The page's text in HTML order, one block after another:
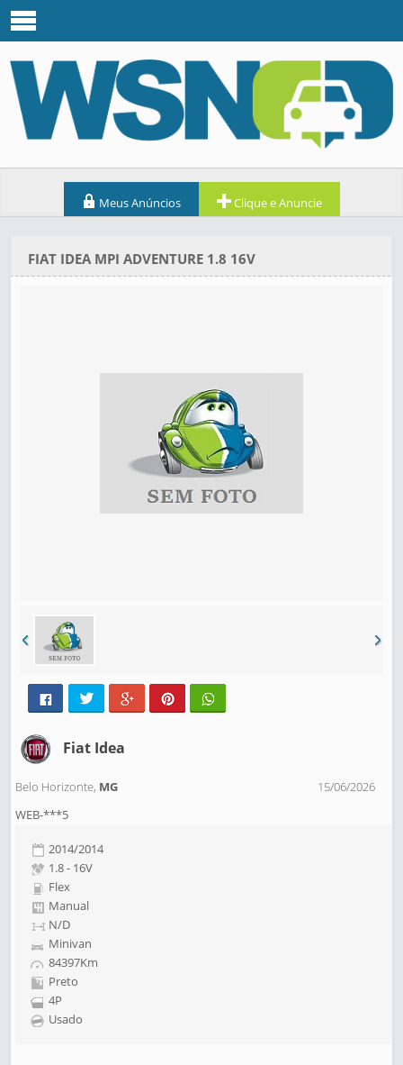
Meus Anúncios Clique e Anuncie
FIAT IDEA MPI ADVENTURE 1.8 16V
Fiat Idea
Belo Horizonte, MG
15/06/2026
WEB-***5
2014/2014
1.8 - 16V
Flex
Manual
N/D
Minivan
84397Km
Preto
4P
Usado